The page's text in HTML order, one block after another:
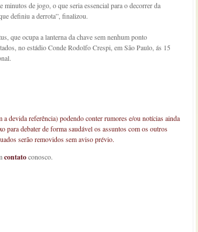
de jogo, o que seria essencial para o decorrer da
definiu a derrota”, finalizou.
que ocupa a lanterna da chave sem nenhum ponto
no estádio Conde Rodolfo Crespi, em São Paulo, ás 15
devida referência) podendo conter rumores e/ou notícias ainda
para debater de forma saudável os assuntos com os outros
serão removidos sem aviso prévio.
contatoconosco.